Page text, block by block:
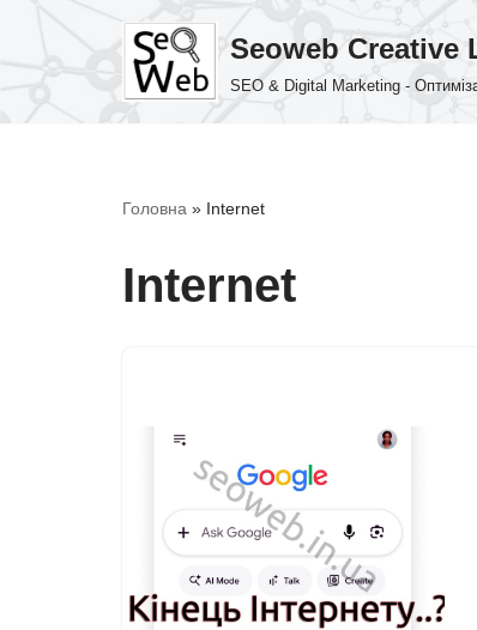
Seoweb Creative
SEO & Digital Marketing -
Головна » Internet
Internet